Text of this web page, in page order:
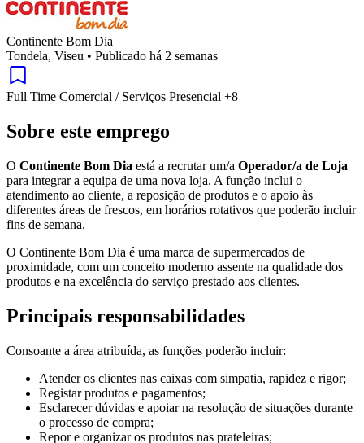
Continente Bom Dia
Tondela, Viseu • Publicado há 2 semanas
Full Time Comercial / Serviços Presencial +8
Sobre este emprego
O Continente Bom Dia está a recrutar um/a Operador/a de Loja
para integrar a equipa de uma nova loja. A função inclui o
atendimento ao cliente, a reposição de produtos e o apoio às
diferentes áreas de frescos, em horários rotativos que poderão incluir
fins de semana.
O Continente Bom Dia é uma marca de supermercados de
proximidade, com um conceito moderno assente na qualidade dos
produtos e na excelência do serviço prestado aos clientes.
Principais responsabilidades
Consoante a área atribuída, as funções poderão incluir:
Atender os clientes nas caixas com simpatia, rapidez e rigor;
Registar produtos e pagamentos;
Esclarecer dúvidas e apoiar na resolução de situações durante
o processo de compra;
Repor e organizar os produtos nas prateleiras;